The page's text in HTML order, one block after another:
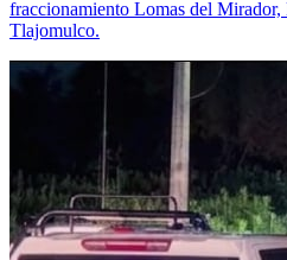
fraccionamiento Lomas del
Tlajomulco.